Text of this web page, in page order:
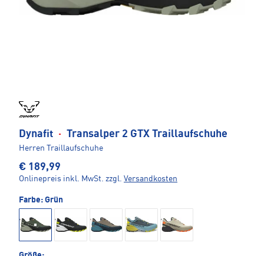
Dynafit · Transalper 2 GTX Traillaufschuhe
Herren Traillaufschuhe
€ 189,99
Onlinepreis inkl. MwSt. zzgl. Versandkosten
Farbe: Grün